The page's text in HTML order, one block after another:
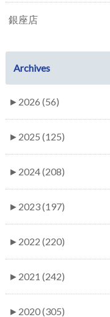
銀座店
Archives
► 2026 (56)
► 2025 (125)
► 2024 (208)
► 2023 (197)
► 2022 (220)
► 2021 (242)
► 2020 (305)